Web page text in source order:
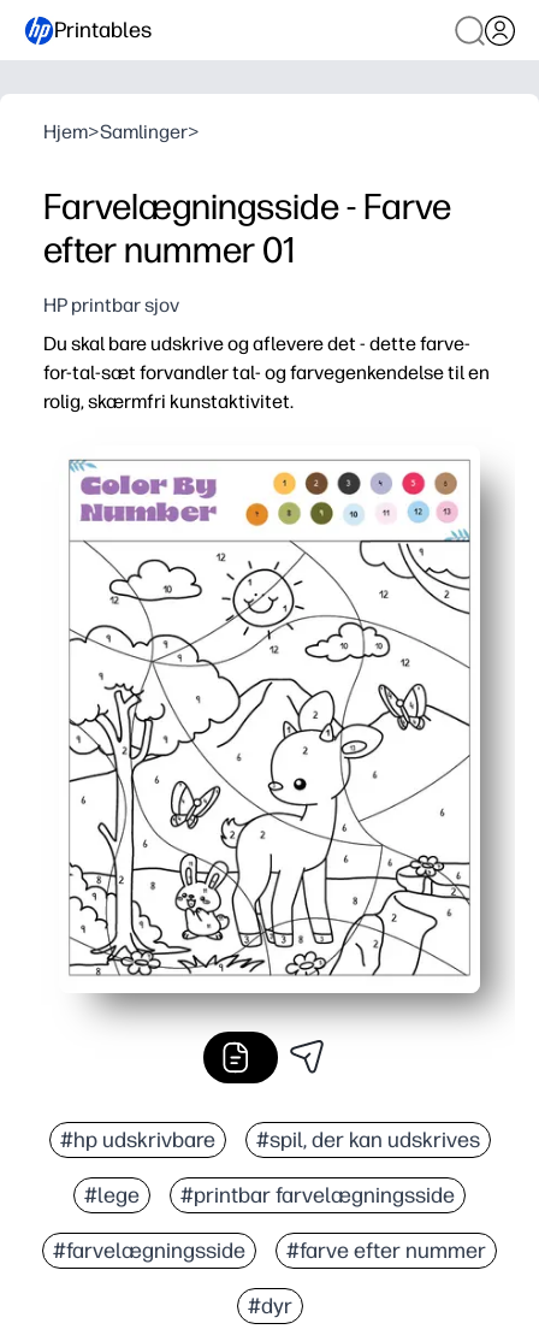
Printables
Hjem>Samlinger>
Farvelægningsside - Farve
efter nummer 01
HP printbar sjov
Du skal bare udskrive og aflevere det - dette farve-
for-tal-sæt forvandler tal- og farvegenkendelse til en
rolig, skærmfri kunstaktivitet.
Nul forberedelse - udskriv en side og gå til
Bygger nøglefærdigheder - talgenkendelse,
Finmotorvenlig - farvning inden for figurerne øger
Motiverende afsløring - børn forbliver engagerede
#hp udskrivbare #spil, der kan udskrives
#lege #printbar farvelægningsside
#farvelægningsside #farve efter nummer
#dyr